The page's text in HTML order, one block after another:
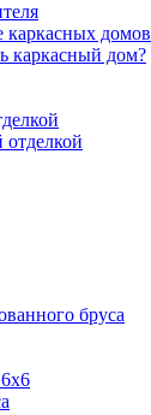
каркасных домов
каркасный дом?
бруса